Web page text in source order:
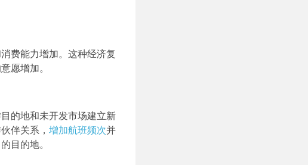
费能力增加。这种经济复
愿增加。
的地和未开发市场建立新
伴关系， 增加航班频次并
目的地。